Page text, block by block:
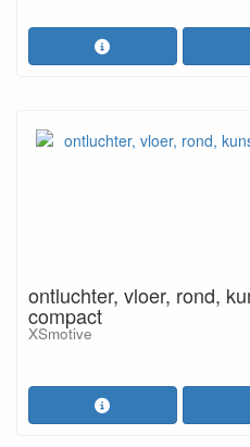
ontluchter, vloer, rond,
compact
XSmotive